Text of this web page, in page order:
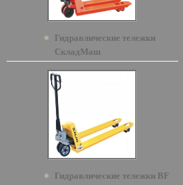
Гидравлические тележки
СкладМаш
Гидравлические тележки BF